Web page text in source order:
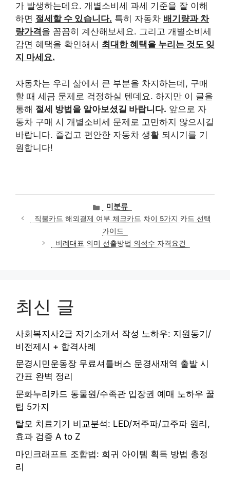
가 발생하는데요. 개별소비세 과세 기준을 잘 이해
하면 절세할 수 있습니다. 특히 자동차 배기량과 차
량가격을 꼼꼼히 계산해보세요. 그리고 개별소비세
감면 혜택을 확인해서 최대한 혜택을 누리는 것도 잊
지 마세요.
자동차는 우리 삶에서 큰 부분을 차지하는데, 구매
할 때 세금 문제로 걱정하실 텐데요. 하지만 이 글을
통해 절세 방법을 알아보셨길 바랍니다. 앞으로 자
동차 구매 시 개별소비세 문제로 고민하지 않으시길
바랍니다. 즐겁고 편안한 자동차 생활 되시기를 기
원합니다!
카
테
고
리
미분류
직불카드 해외결제 여부 체크카드 차이 5가지 카드 선택
가이드
비례대표 의미 선출방법 의석수 자격요건
최신 글
사회복지사2급 자기소개서 작성 노하우: 지원동기/
비전제시 + 합격사례
문경시민운동장 무료셔틀버스 문경새재역 출발 시
간표 완벽 정리
문화누리카드 동물원/수족관 입장권 예매 노하우 꿀
팁 5가지
탈모 치료기기 비교분석: LED/저주파/고주파 원리,
효과 검증 A to Z
마인크래프트 조합법: 희귀 아이템 획득 방법 총정
리